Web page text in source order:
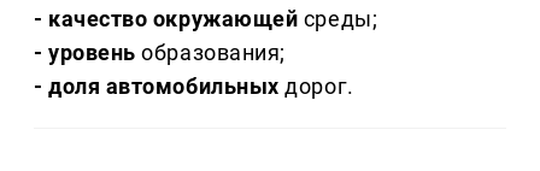
- качество окружающей среды;
- уровеньобразования;
- доля автомобильных дорог.